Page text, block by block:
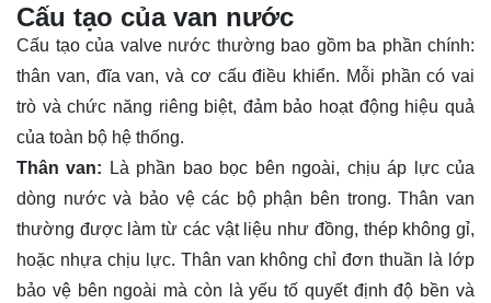
Cấu tạo của van nước
Cấu tạo của valve nước thường bao gồm ba phần chính:
thân van, đĩa van, và cơ cấu điều khiển. Mỗi phần có vai
trò và chức năng riêng biệt, đảm bảo hoạt động hiệu quả
của toàn bộ hệ thống.
Thân van: Là phần bao bọc bên ngoài, chịu áp lực của
dòng nước và bảo vệ các bộ phận bên trong. Thân van
thường được làm từ các vật liệu như đồng, thép không gỉ,
hoặc nhựa chịu lực. Thân van không chỉ đơn thuần là lớp
bảo vệ bên ngoài mà còn là yếu tố quyết định độ bền và